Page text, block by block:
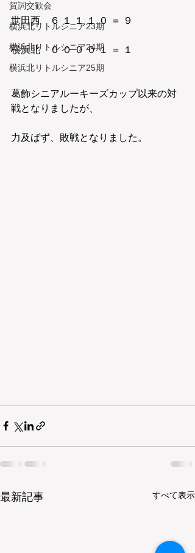
賀詞交歓会
横浜北リトルシニア23期
横浜北リトルシニア24期
横浜北リトルシニア25期
世田西　６ １ １ １ ０ ＝ ９
横浜北　０ ０ ０ ０ １ ＝ １
葛飾シニアルーキーズカップ以来の対
戦となりましたが、
力及ばず、敗戦となりました。
最新記事 すべて表示